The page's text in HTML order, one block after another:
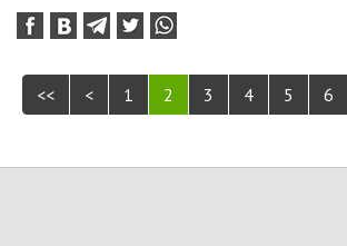
<< < 1 2 3 4 5 6